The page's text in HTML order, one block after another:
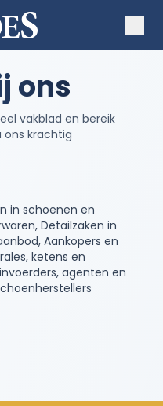
ons
vakblad en bereik
ons krachtig
in schoenen en
Detailzaken in
Aankopers en
ketens en
agenten en